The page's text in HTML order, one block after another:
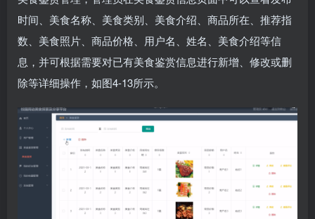
时间、美食名称、美食类别、美食介绍、商品所在、推荐指
数、美食照片、商品价格、用户名、姓名、美食介绍等信
息，并可根据需要对已有美食鉴赏信息进行新增、修改或删
除等详细操作，如图4-13所示。